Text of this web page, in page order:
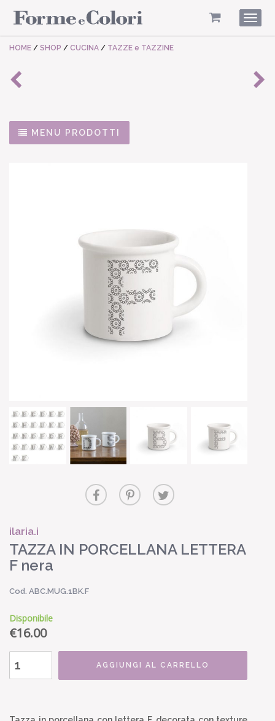
HOME / SHOP / CUCINA / TAZZE e TAZZINE
MENU PRODOTTI
ilaria.i
TAZZA IN PORCELLANA LETTERA
F nera
Cod. ABC.MUG.1BK.F
Disponibile
€16.00
AGGIUNGI AL CARRELLO